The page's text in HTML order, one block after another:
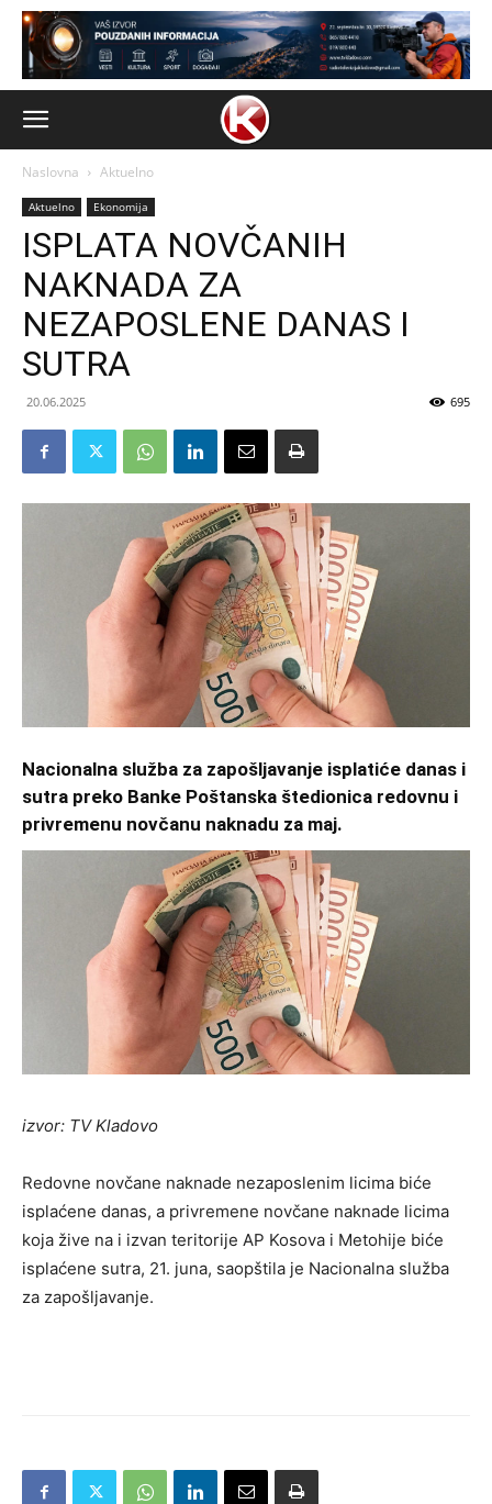
Naslovna Aktuelno
Aktuelno Ekonomija
ISPLATA NOVČANIH
NAKNADA ZA
NEZAPOSLENE DANAS I
SUTRA
20.06.2025 695
Nacionalna služba za zapošljavanje isplatiće danas i
sutra preko Banke Poštanska štedionica redovnu i
privremenu novčanu naknadu za maj.
izvor: TV Kladovo
Redovne novčane naknade nezaposlenim licima biće
isplaćene danas, a privremene novčane naknade licima
koja žive na i izvan teritorije AP Kosova i Metohije biće
isplaćene sutra, 21. juna, saopštila je Nacionalna služba
za zapošljavanje.